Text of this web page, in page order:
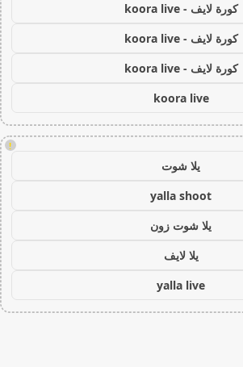
كورة لايف - koora live
كورة لايف - koora live
كورة لايف - koora live
koora live
!
يلا شوت
yalla shoot
يلا شوت زون
يلا لايف
yalla live